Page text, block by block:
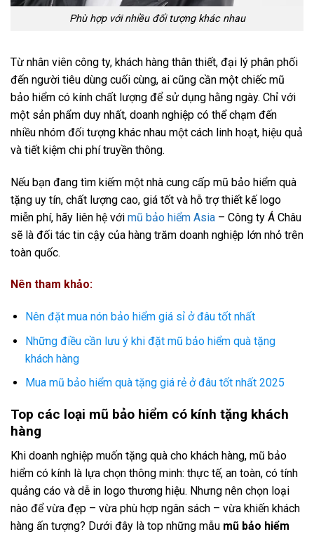
Phù hợp với nhiều đối tượng khác nhau
Từ nhân viên công ty, khách hàng thân thiết, đại lý phân phối
đến người tiêu dùng cuối cùng, ai cũng cần một chiếc mũ
bảo hiểm có kính chất lượng để sử dụng hằng ngày. Chỉ với
một sản phẩm duy nhất, doanh nghiệp có thể chạm đến
nhiều nhóm đối tượng khác nhau một cách linh hoạt, hiệu quả
và tiết kiệm chi phí truyền thông.
Nếu bạn đang tìm kiếm một nhà cung cấp mũ bảo hiểm quà
tặng uy tín, chất lượng cao, giá tốt và hỗ trợ thiết kế logo
miễn phí, hãy liên hệ với mũ bảo hiểm Asia – Công ty Á Châu
sẽ là đối tác tin cậy của hàng trăm doanh nghiệp lớn nhỏ trên
toàn quốc.
Nên tham khảo:
Nên đặt mua nón bảo hiểm giá sỉ ở đâu tốt nhất
Những điều cần lưu ý khi đặt mũ bảo hiểm quà tặng
khách hàng
Mua mũ bảo hiểm quà tặng giá rẻ ở đâu tốt nhất 2025
Top các loại mũ bảo hiểm có kính tặng khách
hàng
Khi doanh nghiệp muốn tặng quà cho khách hàng, mũ bảo
hiểm có kính là lựa chọn thông minh: thực tế, an toàn, có tính
quảng cáo và dễ in logo thương hiệu. Nhưng nên chọn loại
nào để vừa đẹp – vừa phù hợp ngân sách – vừa khiến khách
hàng ấn tượng? Dưới đây là top những mẫu mũ bảo hiểm